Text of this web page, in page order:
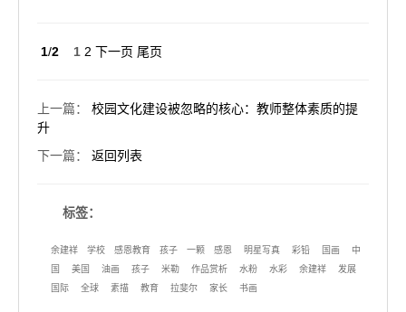
1/2 1 2 下一页 尾页
上一篇： 校园文化建设被忽略的核心：教师整体素质的提
升
下一篇： 返回列表
标签：
余建祥 学校 感恩教育 孩子 一颗 感恩 明星写真 彩铅 国画
中
国
美国 油画 孩子 米勒 作品赏析 水粉 水彩 余建祥
发展
国际
全球 素描 教育 拉斐尔 家长 书画